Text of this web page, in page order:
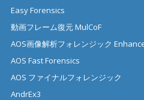
Easy Forensics
動画フレーム復元 MulCoF
AOS画像解析フォレンジック
AOS Fast Forensics
AOS ファイナルフォレンジック
AndrEx3